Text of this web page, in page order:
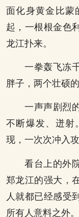
面化身黄金比蒙
起，一根根金色
龙江扑来。
一拳轰飞冻
胖子，两个壮硕
一声声剧烈
不断爆发、迸射
现，一次次冲入
看台上的外
郑龙江的强大，
人就都已经感受
所有人意料之外。